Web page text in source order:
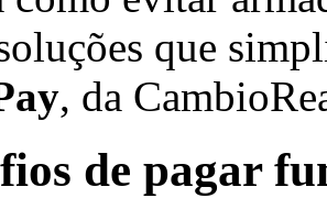
que
, da
de pagar